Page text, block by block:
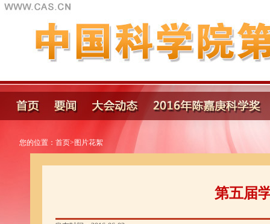
您的位置： 首页> 图片花絮
第五届